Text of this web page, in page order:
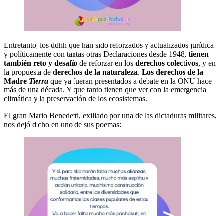
Entretanto, los ddhh que han sido reforzados y actualizados jurídica
y políticamente con tantas otras Declaraciones desde 1948, tienen
también reto y desafío de reforzar en los derechos colectivos, y en
la propuesta de derechos de la naturaleza. Los derechos de la
Madre Tierra que ya fueran presentados a debate en la ONU hace
más de una década. Y que tanto tienen que ver con la emergencia
climática y la preservación de los ecosistemas.
El gran Mario Benedetti, exiliado por una de las dictaduras militares,
nos dejó dicho en uno de sus poemas: